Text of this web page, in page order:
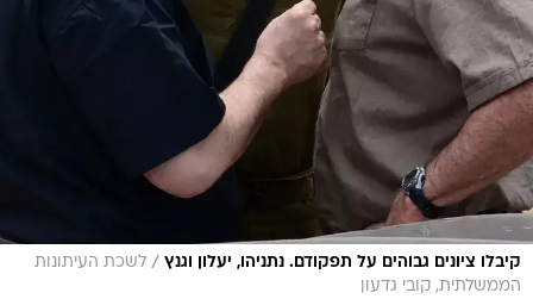
קיבלו ציונים גבוהים על תפקודם. נתניהו, יעלון וגנץ / לשכת העיתונות
הממשלתית, קובי גדעון